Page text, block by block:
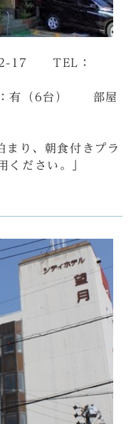
2-17 TEL：
有（6台） 部屋
まり、朝食付きプラ
ください。」